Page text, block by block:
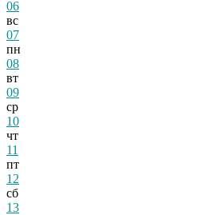
06
вс
07
пн
08
вт
09
ср
10
чт
11
пт
12
сб
13